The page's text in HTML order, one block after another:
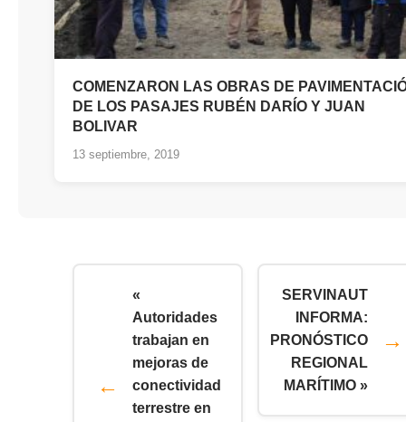
COMENZARON LAS OBRAS DE
DE LOS PASAJES RUBÉN DARÍO Y JUAN
BOLIVAR
13 septiembre, 2019
«
Autoridades
trabajan en
mejoras de
conectividad
terrestre en
SERVINAUT
INFORMA:
PRONÓSTICO
REGIONAL
MARÍTIMO »